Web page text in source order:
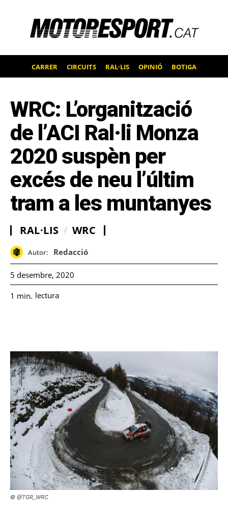
CARRER CIRCUITS RAL·LIS OPINIÓ BOTIGA
WRC: L’organització
de l’ACI Ral·li Monza
2020 suspèn per
excés de neu l’últim
tram a les muntanyes
RAL·LIS WRC
Autor: Redacció
5 desembre, 2020
1 min. lectura
© @TGR_WRC